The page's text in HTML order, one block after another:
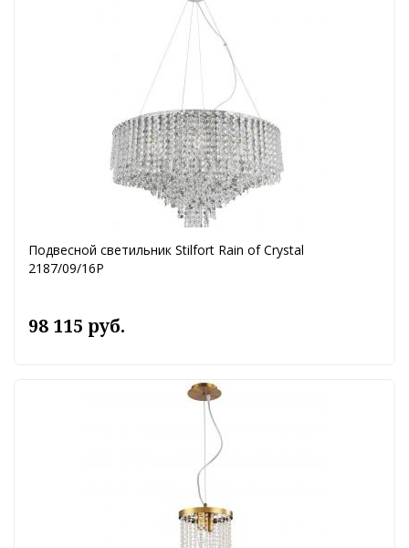
Подвесной светильник Stilfort Rain of Crystal
2187/09/16P
98 115 руб.